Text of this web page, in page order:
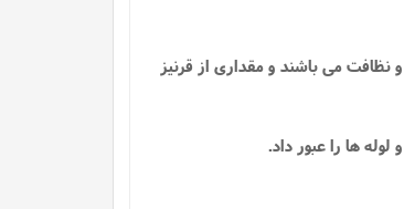
نظافت می باشند و مقداری از قرنیز
ها را عبور داد.